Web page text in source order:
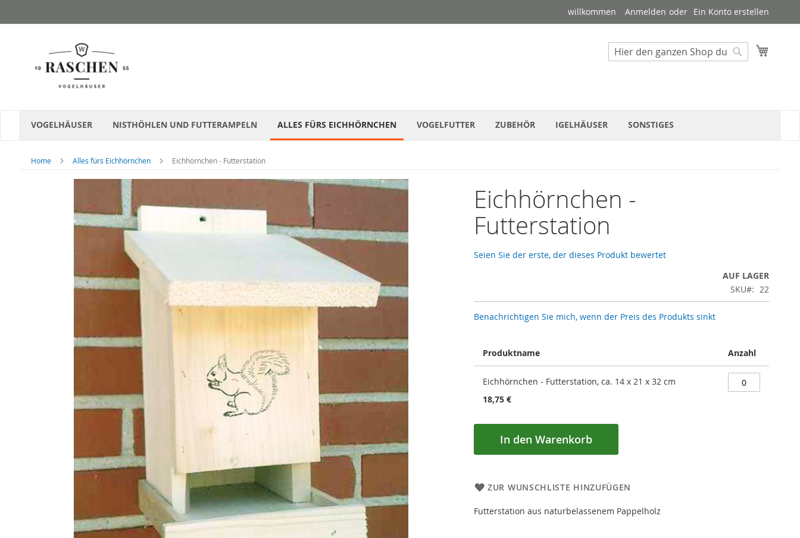
zum
willkommen Anmelden Ein Konto erstellen
Suche
Suche
VOGELHÄUSER NISTHÖHLEN UND FUTTERAMPELN ALLES FÜRS EICHHÖRNCHEN VOGELFUTTER ZUBEHÖR IGELHÄUSER SONSTIGES
Home Alles fürs Eichhörnchen Eichhörnchen - Futterstation
Bildergalerie
Eichhörnchen -
Futterstation
Seien Sie der erste, der dieses Produkt bewertet
AUF LAGER
SKU
22
Benachrichtigen Sie mich, wenn der Preis des Produkts sinkt
Produkte
Artikel
Produktname Anzahl
Eichhörnchen - Futterstation, ca. 14 x 21 x 32 cm
18,75 €
In den Warenkorb
ZUR WUNSCHLISTE HINZUFÜGEN
Futterstation aus naturbelassenem Pappelholz